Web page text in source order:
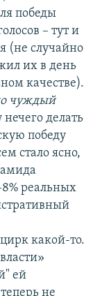
победы
– тут и
(не случайно
их в день
качестве).
чуждый
делать
победу
стало ясно,
8% реальных
какой-то.
ей
не